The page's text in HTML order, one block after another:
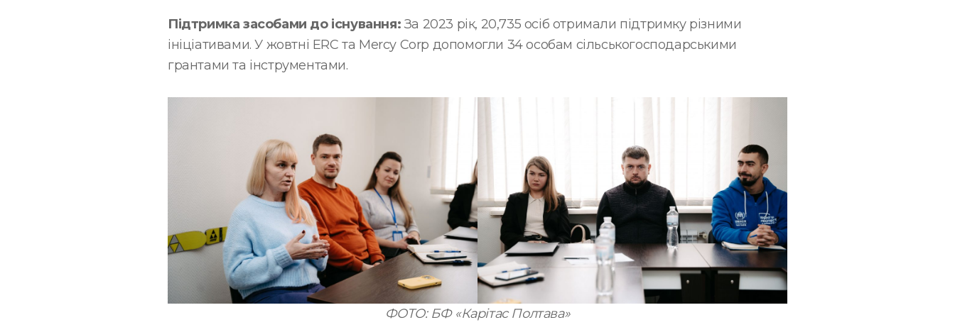
Підтримка засобами до існування: За 2023 рік, 20,735 осіб отримали підтримку різними
ініціативами. У жовтні ERC та Mercy Corp допомогли 34 особам сільськогосподарськими
грантами та інструментами.
ФОТО: БФ «Карітас Полтава»